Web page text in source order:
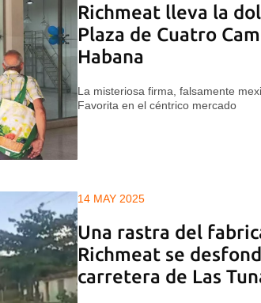
Richmeat lleva la
Plaza de Cuatro
Habana
La misteriosa firma, falsamente
Favorita en el céntrico mercado
14 MAY 2025
Una rastra del
Richmeat se
carretera de Las